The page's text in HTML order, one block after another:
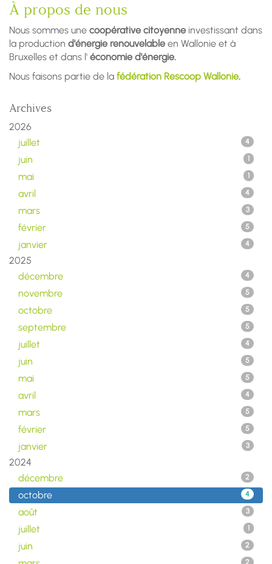
À propos de nous
Nous sommes une coopérative citoyenne investissant dans
la production d'énergie renouvelable en Wallonie et à
Bruxelles et dans l' économie d'énergie.
Nous faisons partie de la fédération Rescoop Wallonie.
Archives
2026
juillet
4
juin 1
mai 1
avril 4
mars 3
février 5
janvier 4
2025
décembre
4
novembre 5
octobre 5
septembre 5
juillet 4
juin 5
mai 5
avril 4
mars 5
février 5
janvier 3
2024
décembre
2
octobre 4
août 3
juillet 1
juin 2
2